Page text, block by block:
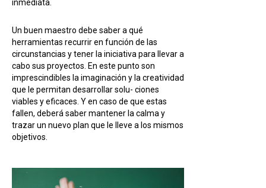
inmediata.
Un buen maestro debe saber a qué
herramientas recurrir en función de las
circunstancias y tener la iniciativa para llevar a
cabo sus proyectos. En este punto son
imprescindibles la imaginación y la creatividad
que le permitan desarrollar solu- ciones
viables y eficaces. Y en caso de que estas
fallen, deberá saber mantener la calma y
trazar un nuevo plan que le lleve a los mismos
objetivos.